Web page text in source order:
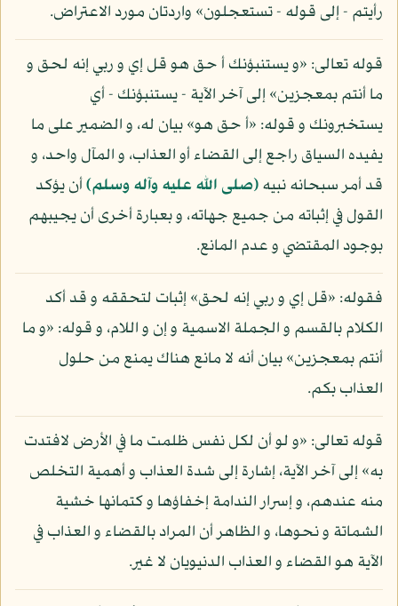
رأيتم - إلى قوله - تستعجلون» واردتان مورد الاعتراض.
قوله تعالى: «و يستنبؤنك أ حق هو قل إي و ربي إنه لحق و
ما أنتم بمعجزين» إلى آخر الآية - يستنبؤنك - أي
يستخبرونك و قوله: «أ حق هو» بيان له، و الضمير على ما
يفيده السياق راجع إلى القضاء أو العذاب، و المآل واحد، و
قد أمر سبحانه نبيه(صلى الله عليه وآله وسلم)أن يؤكد
القول في إثباته من جميع جهاته، و بعبارة أخرى أن يجيبهم
بوجود المقتضي و عدم المانع.
فقوله: «قل إي و ربي إنه لحق» إثبات لتحققه و قد أكد
الكلام بالقسم و الجملة الاسمية و إن و اللام، و قوله: «و ما
أنتم بمعجزين» بيان أنه لا مانع هناك يمنع من حلول
العذاب بكم.
قوله تعالى: «و لو أن لكل نفس ظلمت ما في الأرض لافتدت
به» إلى آخر الآية، إشارة إلى شدة العذاب و أهمية التخلص
منه عندهم، و إسرار الندامة إخفاؤها و كتمانها خشية
الشماتة و نحوها، و الظاهر أن المراد بالقضاء و العذاب في
الآية هو القضاء و العذاب الدنيويان لا غير.